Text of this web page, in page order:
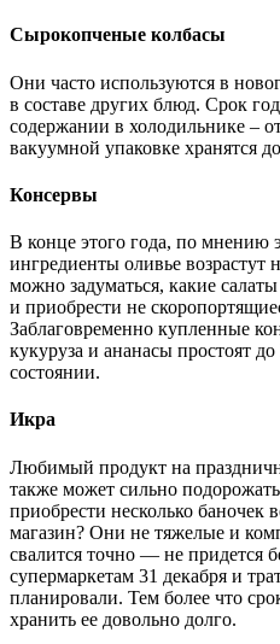
Сырокопченые колбасы
Они часто используются в
в составе других блюд. Срок
содержании в холодильнике –
вакуумной упаковке хранятся
Консервы
В конце этого года, по мнению
ингредиенты оливье возрастут
можно задуматься, какие
и приобрести не
Заблаговременно купленные
кукуруза и ананасы простоят
состоянии.
Икра
Любимый продукт на
также может сильно
приобрести несколько баночек
магазин? Они не тяжелые и
свалится точно — не придется
супермаркетам 31 декабря и
планировали. Тем более что
хранить ее довольно долго.